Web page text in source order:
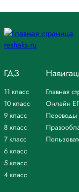
ГДЗ
11 класс
10 класс
9 класс
8 класс
7 класс
6 класс
5 класс
4 класс
Главная
Онлайн
Переводы